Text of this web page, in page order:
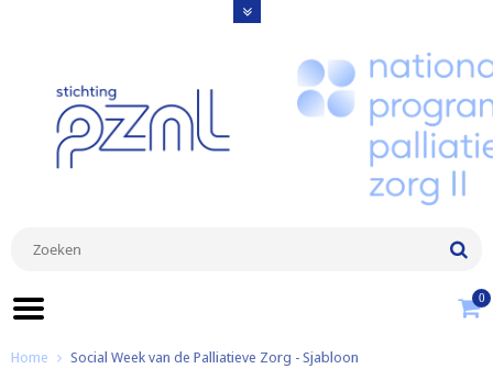
0
Home Social Week van de Palliatieve Zorg - Sjabloon